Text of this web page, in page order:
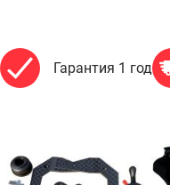
Гарантия 1 год